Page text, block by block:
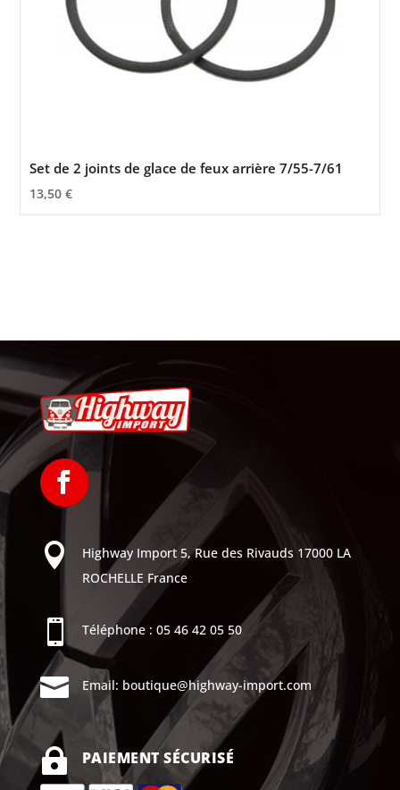
Set de 2 joints de glace de feux arrière 7/55-7/61
13,50€
 Highway Import 5, Rue des Rivauds 17000 LA
ROCHELLE France
 Téléphone : 05 46 42 05 50
 Email: boutique@highway-import.com
 PAIEMENT SÉCURISÉ